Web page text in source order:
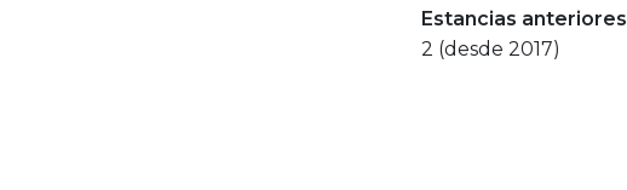
Estancias anteriores
2 (desde 2017)